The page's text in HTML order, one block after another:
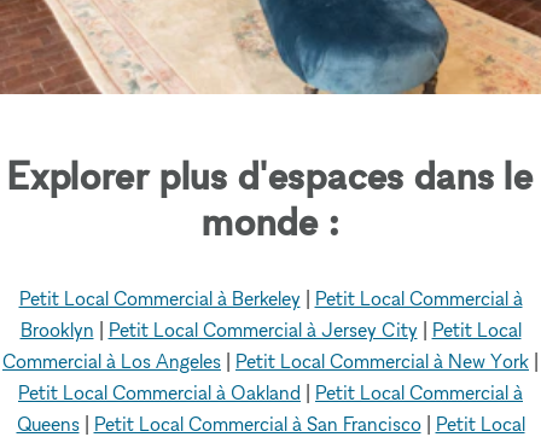
Explorer plus d'espaces dans le
monde :
Petit Local Commercial à Berkeley
Petit Local Commercial à
Brooklyn
Petit Local Commercial à Jersey City
Petit Local
Commercial à Los Angeles
Petit Local Commercial à New York
Petit Local Commercial à Oakland
Petit Local Commercial à
Queens| Petit Local Commercial à San Francisco| Petit Local